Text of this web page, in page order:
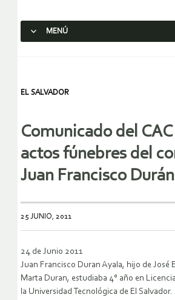
MENÚ
EL SALVADOR
Comunicado del
actos fúnebres del
Juan Francisco
25 JUNIO, 2011
24 de Junio 2011
Juan Francisco Duran Ayala, hijo de José
Marta Duran, estudiaba 4° año en
la Universidad Tecnológica de El Salvador.